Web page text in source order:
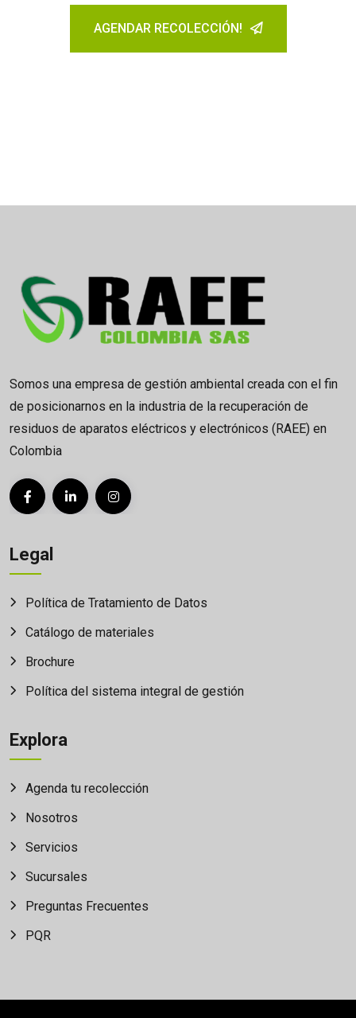
AGENDAR RECOLECCIÓN!
Somos una empresa de gestión ambiental creada con el fin
de posicionarnos en la industria de la recuperación de
residuos de aparatos eléctricos y electrónicos (RAEE) en
Colombia
Legal
Política de Tratamiento de Datos
Catálogo de materiales
Brochure
Política del sistema integral de gestión
Explora
Agenda tu recolección
Nosotros
Servicios
Sucursales
Preguntas Frecuentes
PQR